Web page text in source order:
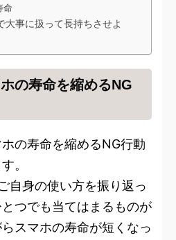
命
大事に扱って長持ちさせよ
ホの寿命を縮めるNG
の寿命を縮めるNG行動
。
自身の使い方を振り返っ
つでも当てはまるものが
スマホの寿命が短くなっ